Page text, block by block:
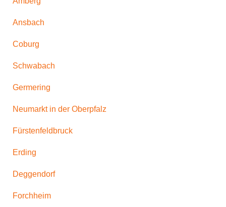
Ansbach
Coburg
Schwabach
Germering
Neumarkt in der Oberpfalz
Fürstenfeldbruck
Erding
Deggendorf
Forchheim